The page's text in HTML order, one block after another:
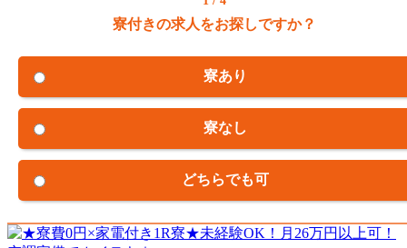
寮付きの求人をお探しですか？
寮あり
寮なし
どちらでも可